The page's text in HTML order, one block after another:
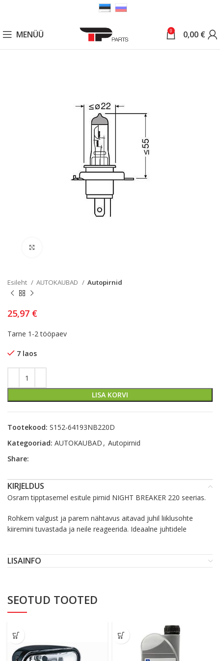
MENÜÜ 0 0,00 €
Esileht AUTOKAUBAD Autopirnid
25,97 €
Tarne 1-2 tööpaev
7 laos
LISA KORVI
Tootekood: S152-64193NB220D
Kategooriad: AUTOKAUBAD , Autopirnid
Share:
KIRJELDUS
Osram tipptasemel esitule pirnid NIGHT BREAKER 220 seerias.
Rohkem valgust ja parem nähtavus aitavad juhil liiklusohte
kiiremini tuvastada ja neile reageerida. Ideaalne juhtidele
LISAINFO
SEOTUD TOOTED